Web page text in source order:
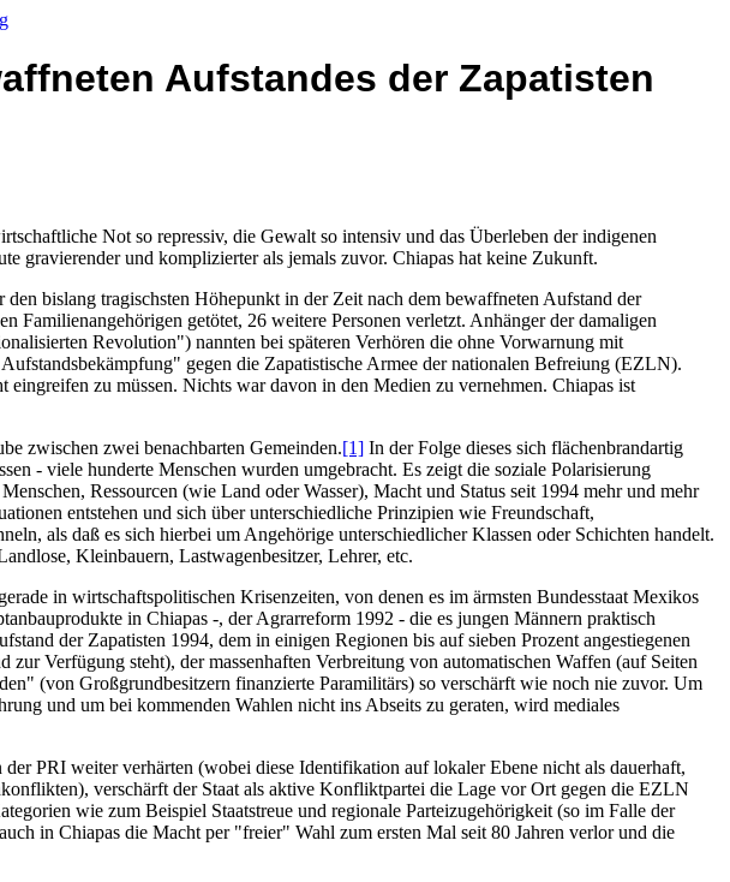
Aufstandes der Zapatisten
Not so repressiv, die Gewalt so intensiv und das Überleben der indigenen
gravierender und komplizierter als jemals zuvor. Chiapas hat keine Zukunft.
bislang tragischsten Höhepunkt in der Zeit nach dem bewaffneten Aufstand der
getötet, 26 weitere Personen verletzt. Anhänger der damaligen
Revolution") nannten bei späteren Verhören die ohne Vorwarnung mit
gegen die Zapatistische Armee der nationalen Befreiung (EZLN).
zu müssen. Nichts war davon in den Medien zu vernehmen. Chiapas ist
zwischen zwei benachbarten Gemeinden.[1] In der Folge dieses sich flächenbrandartig
- viele hunderte Menschen wurden umgebracht. Es zeigt die soziale Polarisierung
Ressourcen (wie Land oder Wasser), Macht und Status seit 1994 mehr und mehr
entstehen und sich über unterschiedliche Prinzipien wie Freundschaft,
als daß es sich hierbei um Angehörige unterschiedlicher Klassen oder Schichten handelt.
Kleinbauern, Lastwagenbesitzer, Lehrer, etc.
in wirtschaftspolitischen Krisenzeiten, von denen es im ärmsten Bundesstaat Mexikos
in Chiapas -, der Agrarreform 1992 - die es jungen Männern praktisch
der Zapatisten 1994, dem in einigen Regionen bis auf sieben Prozent angestiegenen
Verfügung steht), der massenhaften Verbreitung von automatischen Waffen (auf Seiten
(von Großgrundbesitzern finanzierte Paramilitärs) so verschärft wie noch nie zuvor. Um
und um bei kommenden Wahlen nicht ins Abseits zu geraten, wird mediales
PRI weiter verhärten (wobei diese Identifikation auf lokaler Ebene nicht als dauerhaft,
verschärft der Staat als aktive Konfliktpartei die Lage vor Ort gegen die EZLN
wie zum Beispiel Staatstreue und regionale Parteizugehörigkeit (so im Falle der
in Chiapas die Macht per "freier" Wahl zum ersten Mal seit 80 Jahren verlor und die